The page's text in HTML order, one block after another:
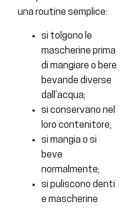
una routine semplice:
si tolgono le
mascherine prima
di mangiare o bere
bevande diverse
dall’acqua;
si conservano nel
loro contenitore;
si mangia o si
beve
normalmente;
si puliscono denti
e mascherine